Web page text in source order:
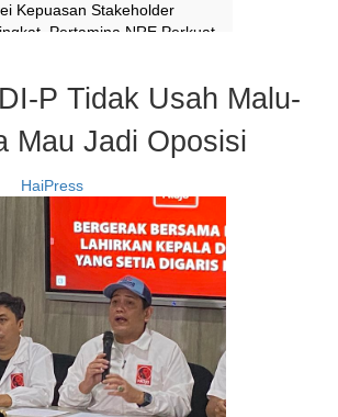
Kepuasan Stakeholder
Pertamina NRE Perkuat
Komisi X Minta Makalah
P Tidak Usah Malu-
Mau Jadi Oposisi
HaiPress